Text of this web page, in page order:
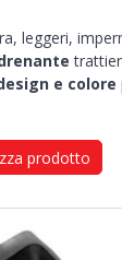
leggeri,
e colore
prodotto